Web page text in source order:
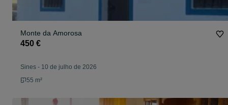
Monte da Amorosa
450 €
Sines - 10 de julho de 2026
55 m²